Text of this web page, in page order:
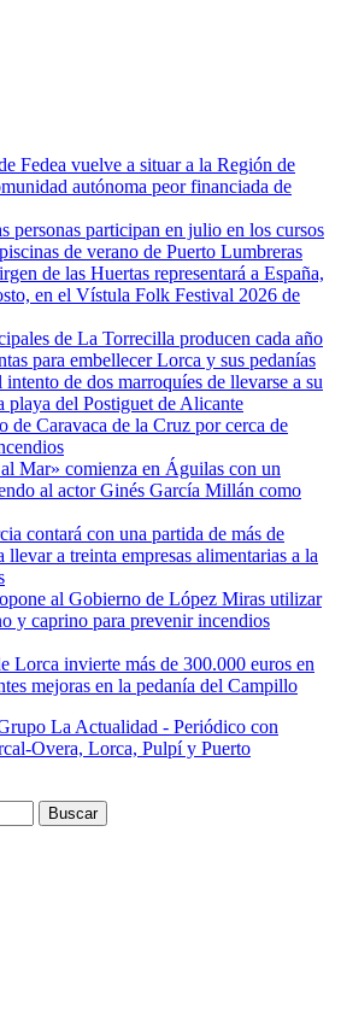
Fedea vuelve a situar a la Región de
autónoma peor financiada de
personas participan en julio en los cursos
de verano de Puerto Lumbreras
de las Huertas representará a España,
en el Vístula Folk Festival 2026 de
de La Torrecilla producen cada año
para embellecer Lorca y sus pedanías
de dos marroquíes de llevarse a su
playa del Postiguet de Alicante
de Caravaca de la Cruz por cerca de
Mar» comienza en Águilas con un
al actor Ginés García Millán como
contará con una partida de más de
llevar a treinta empresas alimentarias a la
al Gobierno de López Miras utilizar
y caprino para prevenir incendios
Lorca invierte más de 300.000 euros en
mejoras en la pedanía del Campillo
La Actualidad - Periódico con
Overa, Lorca, Pulpí y Puerto